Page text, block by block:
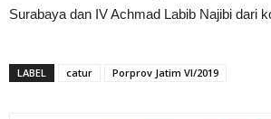
Surabaya dan IV Achmad Labib Najibi dari
LABEL catur Porprov Jatim VI/2019